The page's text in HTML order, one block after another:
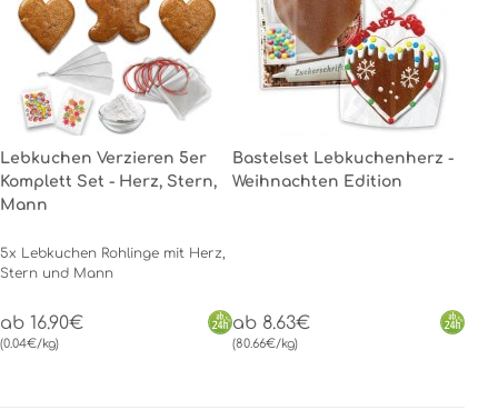
Lebkuchen Verzieren 5er
Komplett Set - Herz, Stern,
Mann
5x Lebkuchen Rohlinge mit Herz,
Stern und Mann
ab 16.90€
(0.04€/kg)
Bastelset Lebkuchenherz -
Weihnachten Edition
ab 8.63€
(80.66€/kg)